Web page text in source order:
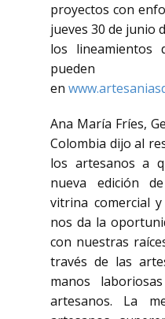
proyectos con
jueves 30 de junio
los lineamientos
en
Ana María Fríes,
Colombia dijo al
los artesanos a
nueva edición
vitrina comercial
nos da la
con nuestras
través de las
manos
artesanos. La